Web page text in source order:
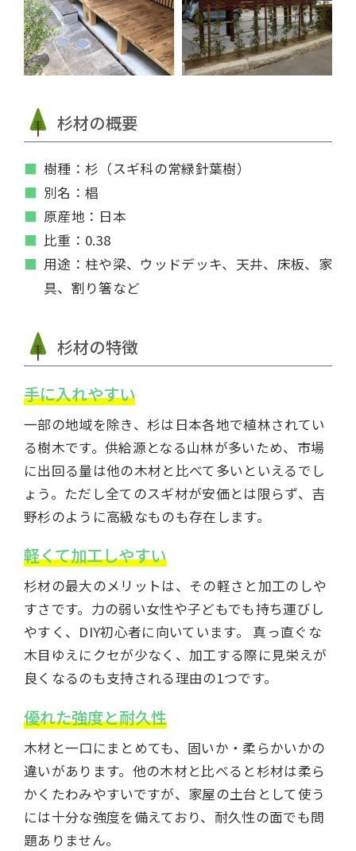
杉材の概要
樹種：杉（スギ科の常緑針葉樹）
別名：椙
原産地：日本
比重：0.38
用途：柱や梁、ウッドデッキ、天井、床板、家
具、割り箸など
杉材の特徴
手に入れやすい
一部の地域を除き、杉は日本各地で植林されてい
る樹木です。供給源となる山林が多いため、市場
に出回る量は他の木材と比べて多いといえるでし
ょう。ただし全てのスギ材が安価とは限らず、吉
野杉のように高級なものも存在します。
軽くて加工しやすい
杉材の最大のメリットは、その軽さと加工のしや
すさです。力の弱い女性や子どもでも持ち運びし
やすく、DIY初心者に向いています。 真っ直ぐな
木目ゆえにクセが少なく、加工する際に見栄えが
良くなるのも支持される理由の1つです。
優れた強度と耐久性
木材と一口にまとめても、固いか・柔らかいかの
違いがあります。他の木材と比べると杉材は柔ら
かくたわみやすいですが、家屋の土台として使う
には十分な強度を備えており、耐久性の面でも問
題ありません。